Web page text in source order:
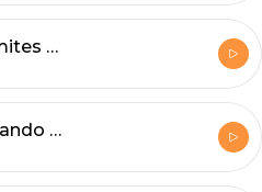
Especial DDI: Límites entre los estados místicos y la patología psiquica con Manuel Berrocal
Especial DDI: Cuando el Misterio cobra forma con Jesús Ortega (re-subido)